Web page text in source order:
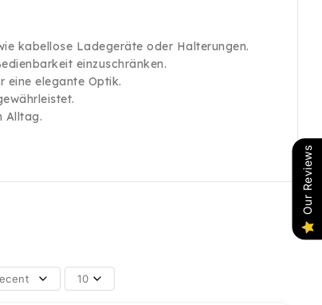
kabellose Ladegeräte oder Halterungen.
einzuschränken.
eine elegante Optik.
Alltag.
10
Our Reviews